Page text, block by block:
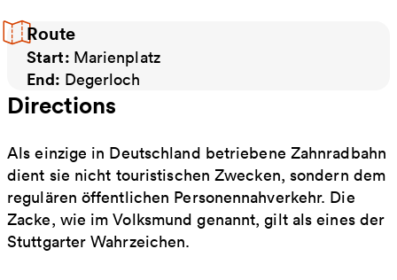
Route
Start: Marienplatz
End: Degerloch
Directions
Als einzige in Deutschland betriebene Zahnradbahn
dient sie nicht touristischen Zwecken, sondern dem
regulären öffentlichen Personennahverkehr. Die
Zacke, wie im Volksmund genannt, gilt als eines der
Stuttgarter Wahrzeichen.